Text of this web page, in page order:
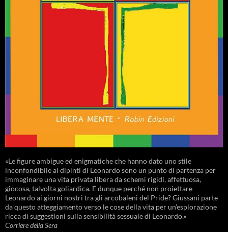
«Le figure ambigue ed enigmatiche che hanno dato uno stile
inconfondibile ai dipinti di Leonardo sono un punto di partenza per
immaginare una vita privata libera da schemi rigidi, affettuosa,
giocosa, talvolta goliardica. E dunque perché non proiettare
Leonardo ai giorni nostri tra gli arcobaleni del Pride? Giussani parte
da questo atteggiamento verso le cose della vita per un’esplorazione
ricca di suggestioni sulla sensibilità sessuale di Leonardo.»
Corriere della Sera